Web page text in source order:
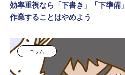
効率重視なら「下書き」「下準備
作業することはやめよう
コラム